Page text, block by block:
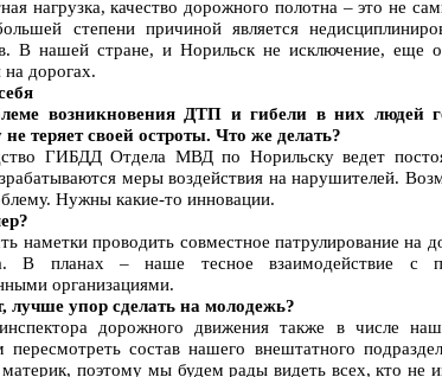
нагрузка, качество дорожного полотна – это не
степени причиной является
В нашей стране, и Норильск не исключение, еще
на дорогах.
возникновения ДТП и гибели в них людей
теряет своей остроты. Что же делать?
ГИБДД Отдела МВД по Норильску ведет
меры воздействия на нарушителей.
Нужны какие-то инновации.
наметки проводить совместное патрулирование на
В планах – наше тесное взаимодействие с
организациями.
лучше упор сделать на молодежь?
дорожного движения также в числе
пересмотреть состав нашего внештатного
материк, поэтому мы будем рады видеть всех, кто не